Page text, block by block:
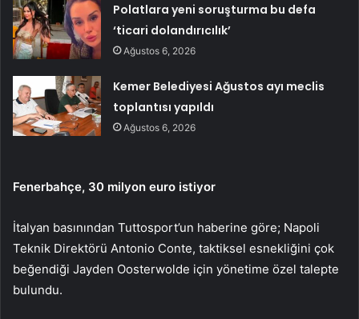
Polatlara yeni soruşturma bu defa
‘ticari dolandırıcılık’
Ağustos 6, 2026
Kemer Belediyesi Ağustos ayı meclis
toplantısı yapıldı
Ağustos 6, 2026
Fenerbahçe, 30 milyon euro istiyor
İtalyan basınından Tuttosport’un haberine göre; Napoli
Teknik Direktörü Antonio Conte, taktiksel esnekliğini çok
beğendiği Jayden Oosterwolde için yönetime özel talepte
bulundu.